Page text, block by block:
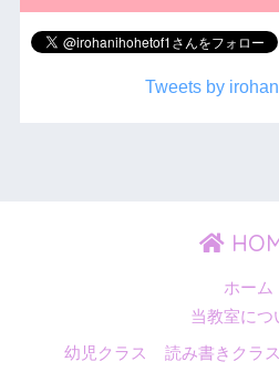
Tweets by
ホーム
当教室につ
幼児クラス 読み書きクラス